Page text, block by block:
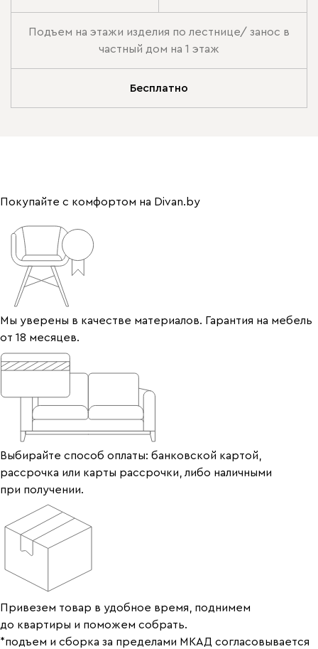
Подъем на этажи изделия по лестнице/ занос в
частный дом на 1 этаж
Бесплатно
Покупайте с комфортом на Divan.by
Мы уверены в качестве материалов. Гарантия на мебель
от 18 месяцев.
Выбирайте способ оплаты: банковской картой,
рассрочка или карты рассрочки, либо наличными
при получении.
Привезем товар в удобное время, поднимем
до квартиры и поможем собрать.
*подъем и сборка за пределами МКАД согласовывается